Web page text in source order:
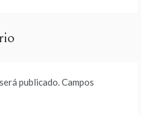
publicado.Campos